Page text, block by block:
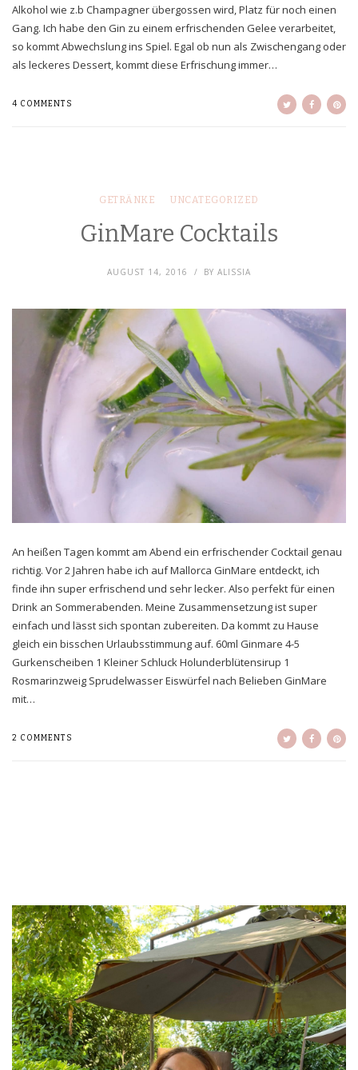
Alkohol wie z.b Champagner übergossen wird, Platz für noch einen
Gang. Ich habe den Gin zu einem erfrischenden Gelee verarbeitet,
so kommt Abwechslung ins Spiel. Egal ob nun als Zwischengang oder
als leckeres Dessert, kommt diese Erfrischung immer…
4 COMMENTS
GETRÄNKE UNCATEGORIZED
GinMare Cocktails
AUGUST 14, 2016 BY ALISSIA
An heißen Tagen kommt am Abend ein erfrischender Cocktail genau
richtig. Vor 2 Jahren habe ich auf Mallorca GinMare entdeckt, ich
finde ihn super erfrischend und sehr lecker. Also perfekt für einen
Drink an Sommerabenden. Meine Zusammensetzung ist super
einfach und lässt sich spontan zubereiten. Da kommt zu Hause
gleich ein bisschen Urlaubsstimmung auf. 60ml Ginmare 4-5
Gurkenscheiben 1 Kleiner Schluck Holunderblütensirup 1
Rosmarinzweig Sprudelwasser Eiswürfel nach Belieben GinMare
mit…
2 COMMENTS